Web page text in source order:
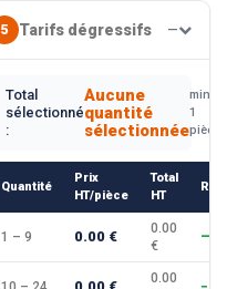
5 Tarifs dégressifs —
Total
sélectionné
:
Aucune
quantité
sélectionnée
min.
1
pièce
Quantité
Prix
HT/pièce
Total
HT
1 – 9 0.00 €
0.00
€
—
0.00